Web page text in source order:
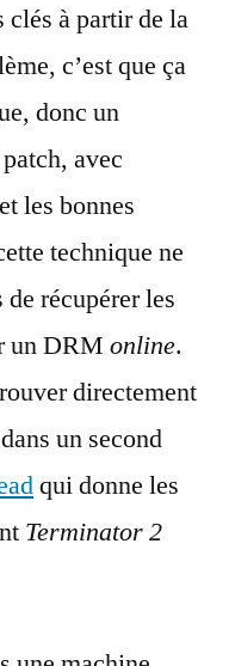
clés à partir de la
c’est que ça
donc un
avec
les bonnes
technique ne
récupérer les
un DRM online.
directement
un second
qui donne les
Terminator 2